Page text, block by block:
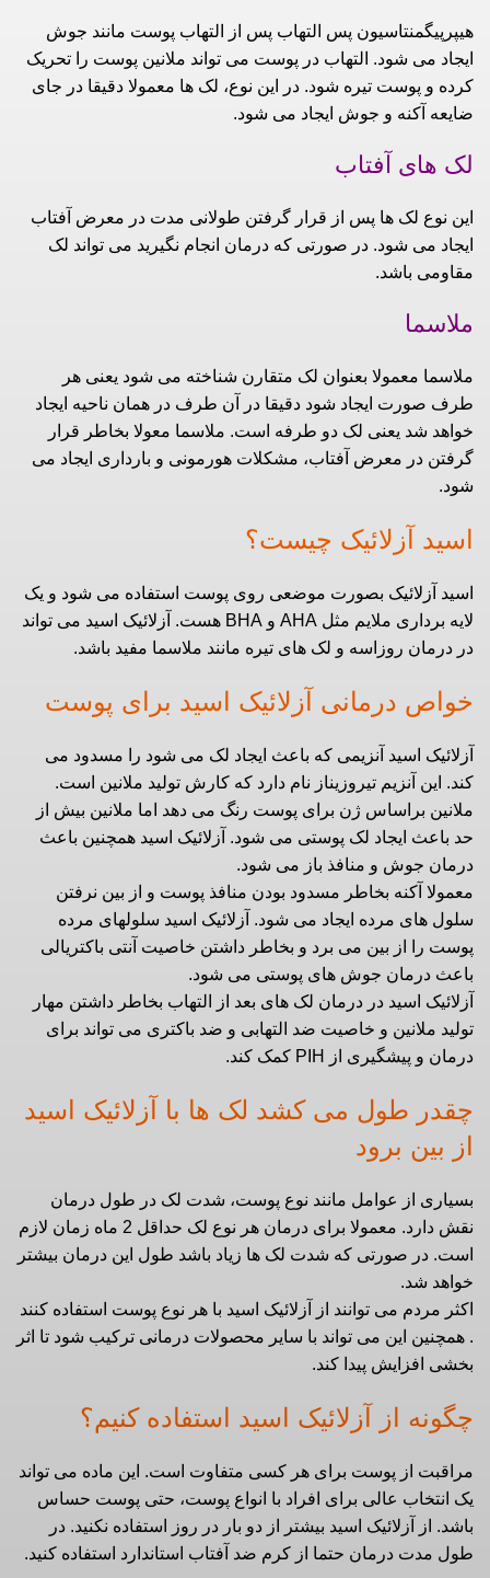
هیپرپیگمنتاسیون پس التهاب پس از التهاب پوست مانند جوش
ایجاد می شود. التهاب در پوست می تواند ملانین پوست را تحریک
کرده و پوست تیره شود. در این نوع، لک ها معمولا دقیقا در جای
ضایعه آکنه و جوش ایجاد می شود.
لک های آفتاب
این نوع لک ها پس از قرار گرفتن طولانی مدت در معرض آفتاب
ایجاد می شود. در صورتی که درمان انجام نگیرید می تواند لک
مقاومی باشد.
ملاسما
ملاسما معمولا بعنوان لک متقارن شناخته می شود یعنی هر
طرف صورت ایجاد شود دقیقا در آن طرف در همان ناحیه ایجاد
خواهد شد یعنی لک دو طرفه است. ملاسما معولا بخاطر قرار
گرفتن در معرض آفتاب، مشکلات هورمونی و بارداری ایجاد می
شود.
اسید آزلائیک چیست؟
اسید آزلائیک بصورت موضعی روی پوست استفاده می شود و یک
لایه برداری ملایم مثل AHA و BHA هست. آزلائیک اسید می تواند
در درمان روزاسه و لک های تیره مانند ملاسما مفید باشد.
خواص درمانی آزلائیک اسید برای پوست
آزلائیک اسید آنزیمی که باعث ایجاد لک می شود را مسدود می
کند. این آنزیم تیروزیناز نام دارد که کارش تولید ملانین است.
ملانین براساس ژن برای پوست رنگ می دهد اما ملانین بیش از
حد باعث ایجاد لک پوستی می شود. آزلائیک اسید همچنین باعث
درمان جوش و منافذ باز می شود.
معمولا آکنه بخاطر مسدود بودن منافذ پوست و از بین نرفتن
سلول های مرده ایجاد می شود. آزلائیک اسید سلولهای مرده
پوست را از بین می برد و بخاطر داشتن خاصیت آنتی باکتریالی
باعث درمان جوش های پوستی می شود.
آزلائیک اسید در درمان لک های بعد از التهاب بخاطر داشتن مهار
تولید ملانین و خاصیت ضد التهابی و ضد باکتری می تواند برای
درمان و پیشگیری از PIH کمک کند.
چقدر طول می کشد لک ها با آزلائیک اسید
از بین برود
بسیاری از عوامل مانند نوع پوست، شدت لک در طول درمان
نقش دارد. معمولا برای درمان هر نوع لک حداقل 2 ماه زمان لازم
است. در صورتی که شدت لک ها زیاد باشد طول این درمان بیشتر
خواهد شد.
اکثر مردم می توانند از آزلائیک اسید با هر نوع پوست استفاده کنند
. همچنین این می تواند با سایر محصولات درمانی ترکیب شود تا اثر
بخشی افزایش پیدا کند.
چگونه از آزلائیک اسید استفاده کنیم؟
مراقبت از پوست برای هر کسی متفاوت است. این ماده می تواند
یک انتخاب عالی برای افراد با انواع پوست، حتی پوست حساس
باشد. از آزلائیک اسید بیشتر از دو بار در روز استفاده نکنید. در
طول مدت درمان حتما از کرم ضد آفتاب استاندارد استفاده کنید.